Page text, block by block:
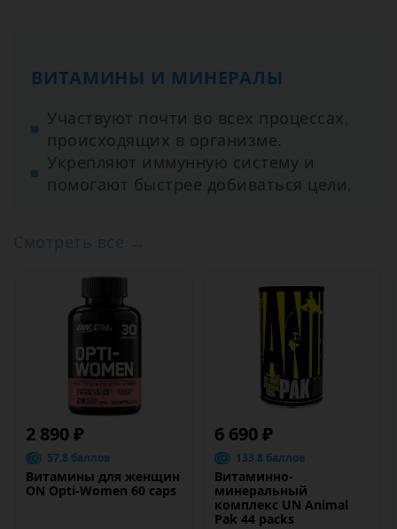
ВИТАМИНЫ И МИНЕРАЛЫ
Участвуют почти во всех процессах,
происходящих в организме.
Укрепляют иммунную систему и
помогают быстрее добиваться цели.
Смотреть все →
2 890 ₽
57.8 баллов
Витамины для женщин
ON Opti-Women 60 caps
6 690 ₽
133.8 баллов
Витаминно-
минеральный
комплекс UN Animal
Pak 44 packs